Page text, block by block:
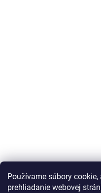
Používame súbory
prehliadanie webovej